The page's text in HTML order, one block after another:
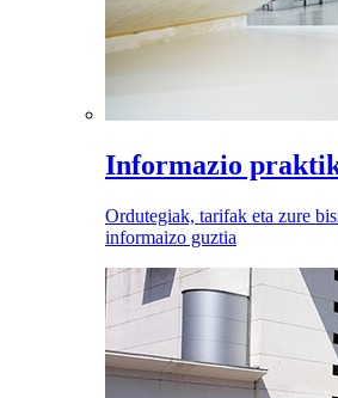
Informazio
Ordutegiak, tarifak eta zure
informaizo guztia